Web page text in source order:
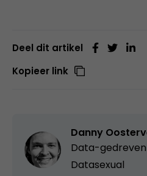
Deel dit artikel
Kopieer link
Danny
Data-
Datasexual